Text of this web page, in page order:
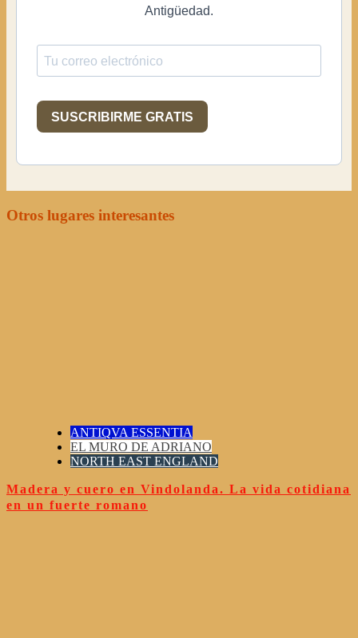
Antigüedad.
SUSCRIBIRME GRATIS
Otros lugares interesantes
ANTIQVA ESSENTIA
EL MURO DE ADRIANO
NORTH EAST ENGLAND
Madera y cuero en Vindolanda. La vida cotidiana
en un fuerte romano